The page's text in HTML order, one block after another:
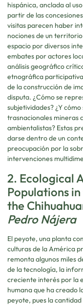
hispánica, anclada al
partir de las
visitas parecen haber
nociones de un
espacio por diversos
embates por actores
análisis geográfico
etnográfica
de la construcción de
disputa. ¿Cómo se
subjetividades? ¿Y
trasnacionales mineras
ambientalistas? Estas
darse dentro de un
preocupación por la
intervenciones
2. Ecological
Populations
the
Pedro Nájera
El peyote, una planta
culturas de la América
remonta algunos miles
de la tecnología, la
creciente interés por la
humana que ha creado
peyote, pues la